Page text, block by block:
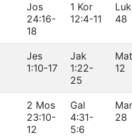
Jos
24:16-
18
1 Kor
12:4-11
48
Jes
1:10-17
Jak
1:22-
25
12
2 Mos
23:10-
12
Gal
4:31-
5:6
28